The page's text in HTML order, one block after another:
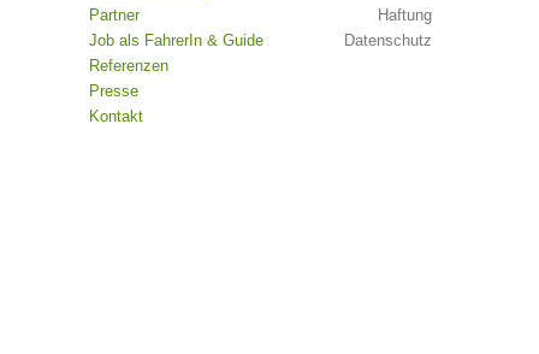
Partner
Job als FahrerIn & Guide
Referenzen
Presse
Kontakt
Haftung
Datenschutz